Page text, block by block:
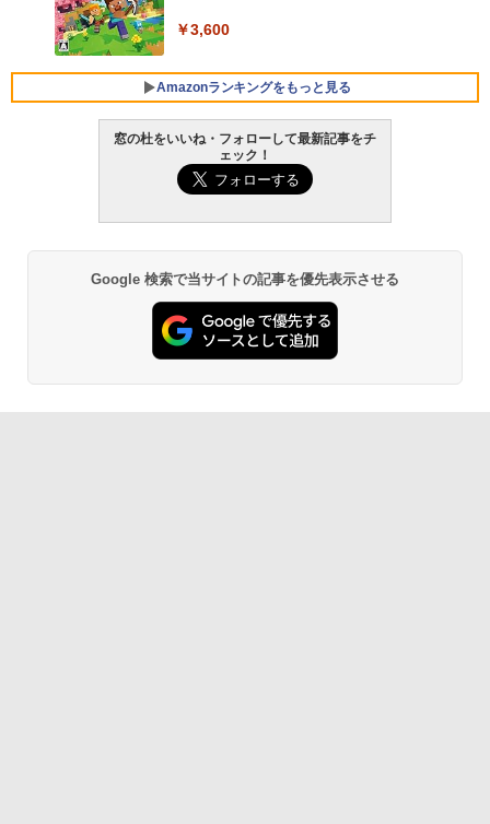
FMV ノートパソコン WE1-K3 (MS 365 P
VWK3E15W_AZ
￥139,880
￥3,600
Amazonランキングをもっと見る
生成AIパスポート公式テキスト 第４版
AIイラスト表現辞典: 思い通りの絵を引き
出す プロンプトの言葉 AI画像生成シリー
ズ (はぴーイラストLabo)
Amazon Kindle Paperwhite (16GB) 7イ
ンチディスプレイ、色調調節ライト、12
￥22,980
Amazon Kindle - 目に優しい、かさばら
ない、大きな画面で読みやすい、6週間持
窓の杜をいいね・フォローして最新記事をチ
ェック！
Google 検索で当サイトの記事を優先表示させる